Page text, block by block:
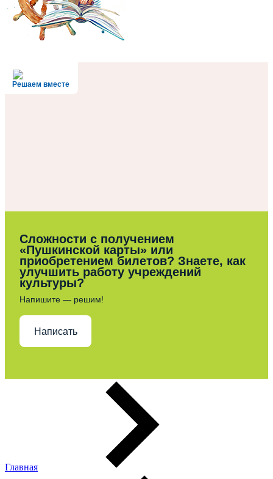
Решаем вместе
Сложности с получением
«Пушкинской карты» или
приобретением билетов? Знаете, как
улучшить работу учреждений
культуры?
Напишите — решим!
Написать
Главная